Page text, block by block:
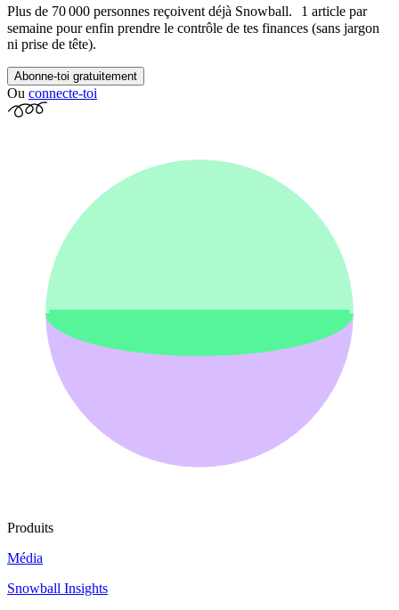
Plus de 70 000 personnes reçoivent déjà Snowball. 1 article par
semaine pour enfin prendre le contrôle de tes finances (sans jargon
ni prise de tête).
Abonne-toi gratuitement
Ou connecte-toi
Produits
Média
Snowball Insights